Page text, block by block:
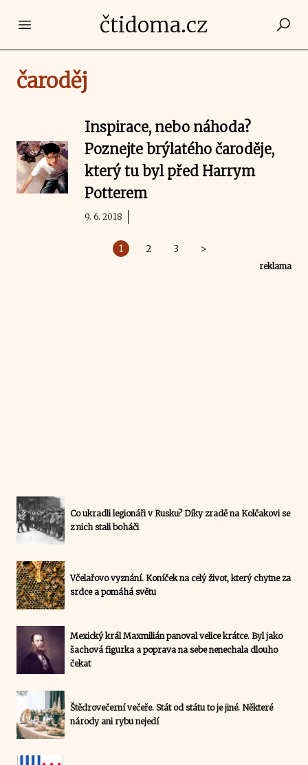
Open main menučtidoma.cz
čaroděj
Inspirace, nebo náhoda?
Poznejte brýlatého čaroděje,
který tu byl před Harrym
Potterem
9. 6. 2018
1 2 3 >
reklama
Co ukradli legionáři v Rusku? Díky zradě na Kolčakovi se
z nich stali boháči
Včelařovo vyznání. Koníček na celý život, který chytne za
srdce a pomáhá světu
Mexický král Maxmilián panoval velice krátce. Byl jako
šachová figurka a poprava na sebe nenechala dlouho
čekat
Štědrovečerní večeře. Stát od státu to je jiné. Některé
národy ani rybu nejedí